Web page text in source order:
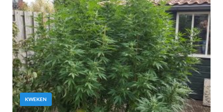
KWEKEN